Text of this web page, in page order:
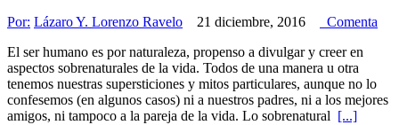
Por: Lázaro Y. Lorenzo Ravelo 21 diciembre, 2016
Comenta
El ser humano es por naturaleza, propenso a divulgar y creer en
aspectos sobrenaturales de la vida. Todos de una manera u otra
tenemos nuestras supersticiones y mitos particulares, aunque no lo
confesemos (en algunos casos) ni a nuestros padres, ni a los mejores
amigos, ni tampoco a la pareja de la vida. Lo sobrenatural [...]